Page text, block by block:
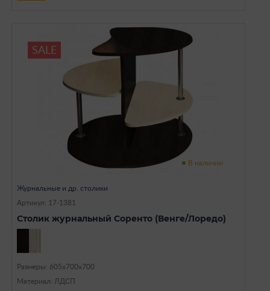
SALE
В наличии
Журнальные и др. столики
Артикул: 17-1381
Столик журнальный Соренто (Венге/Лоредо)
Размеры: 605х700х700
Материал: ЛДСП